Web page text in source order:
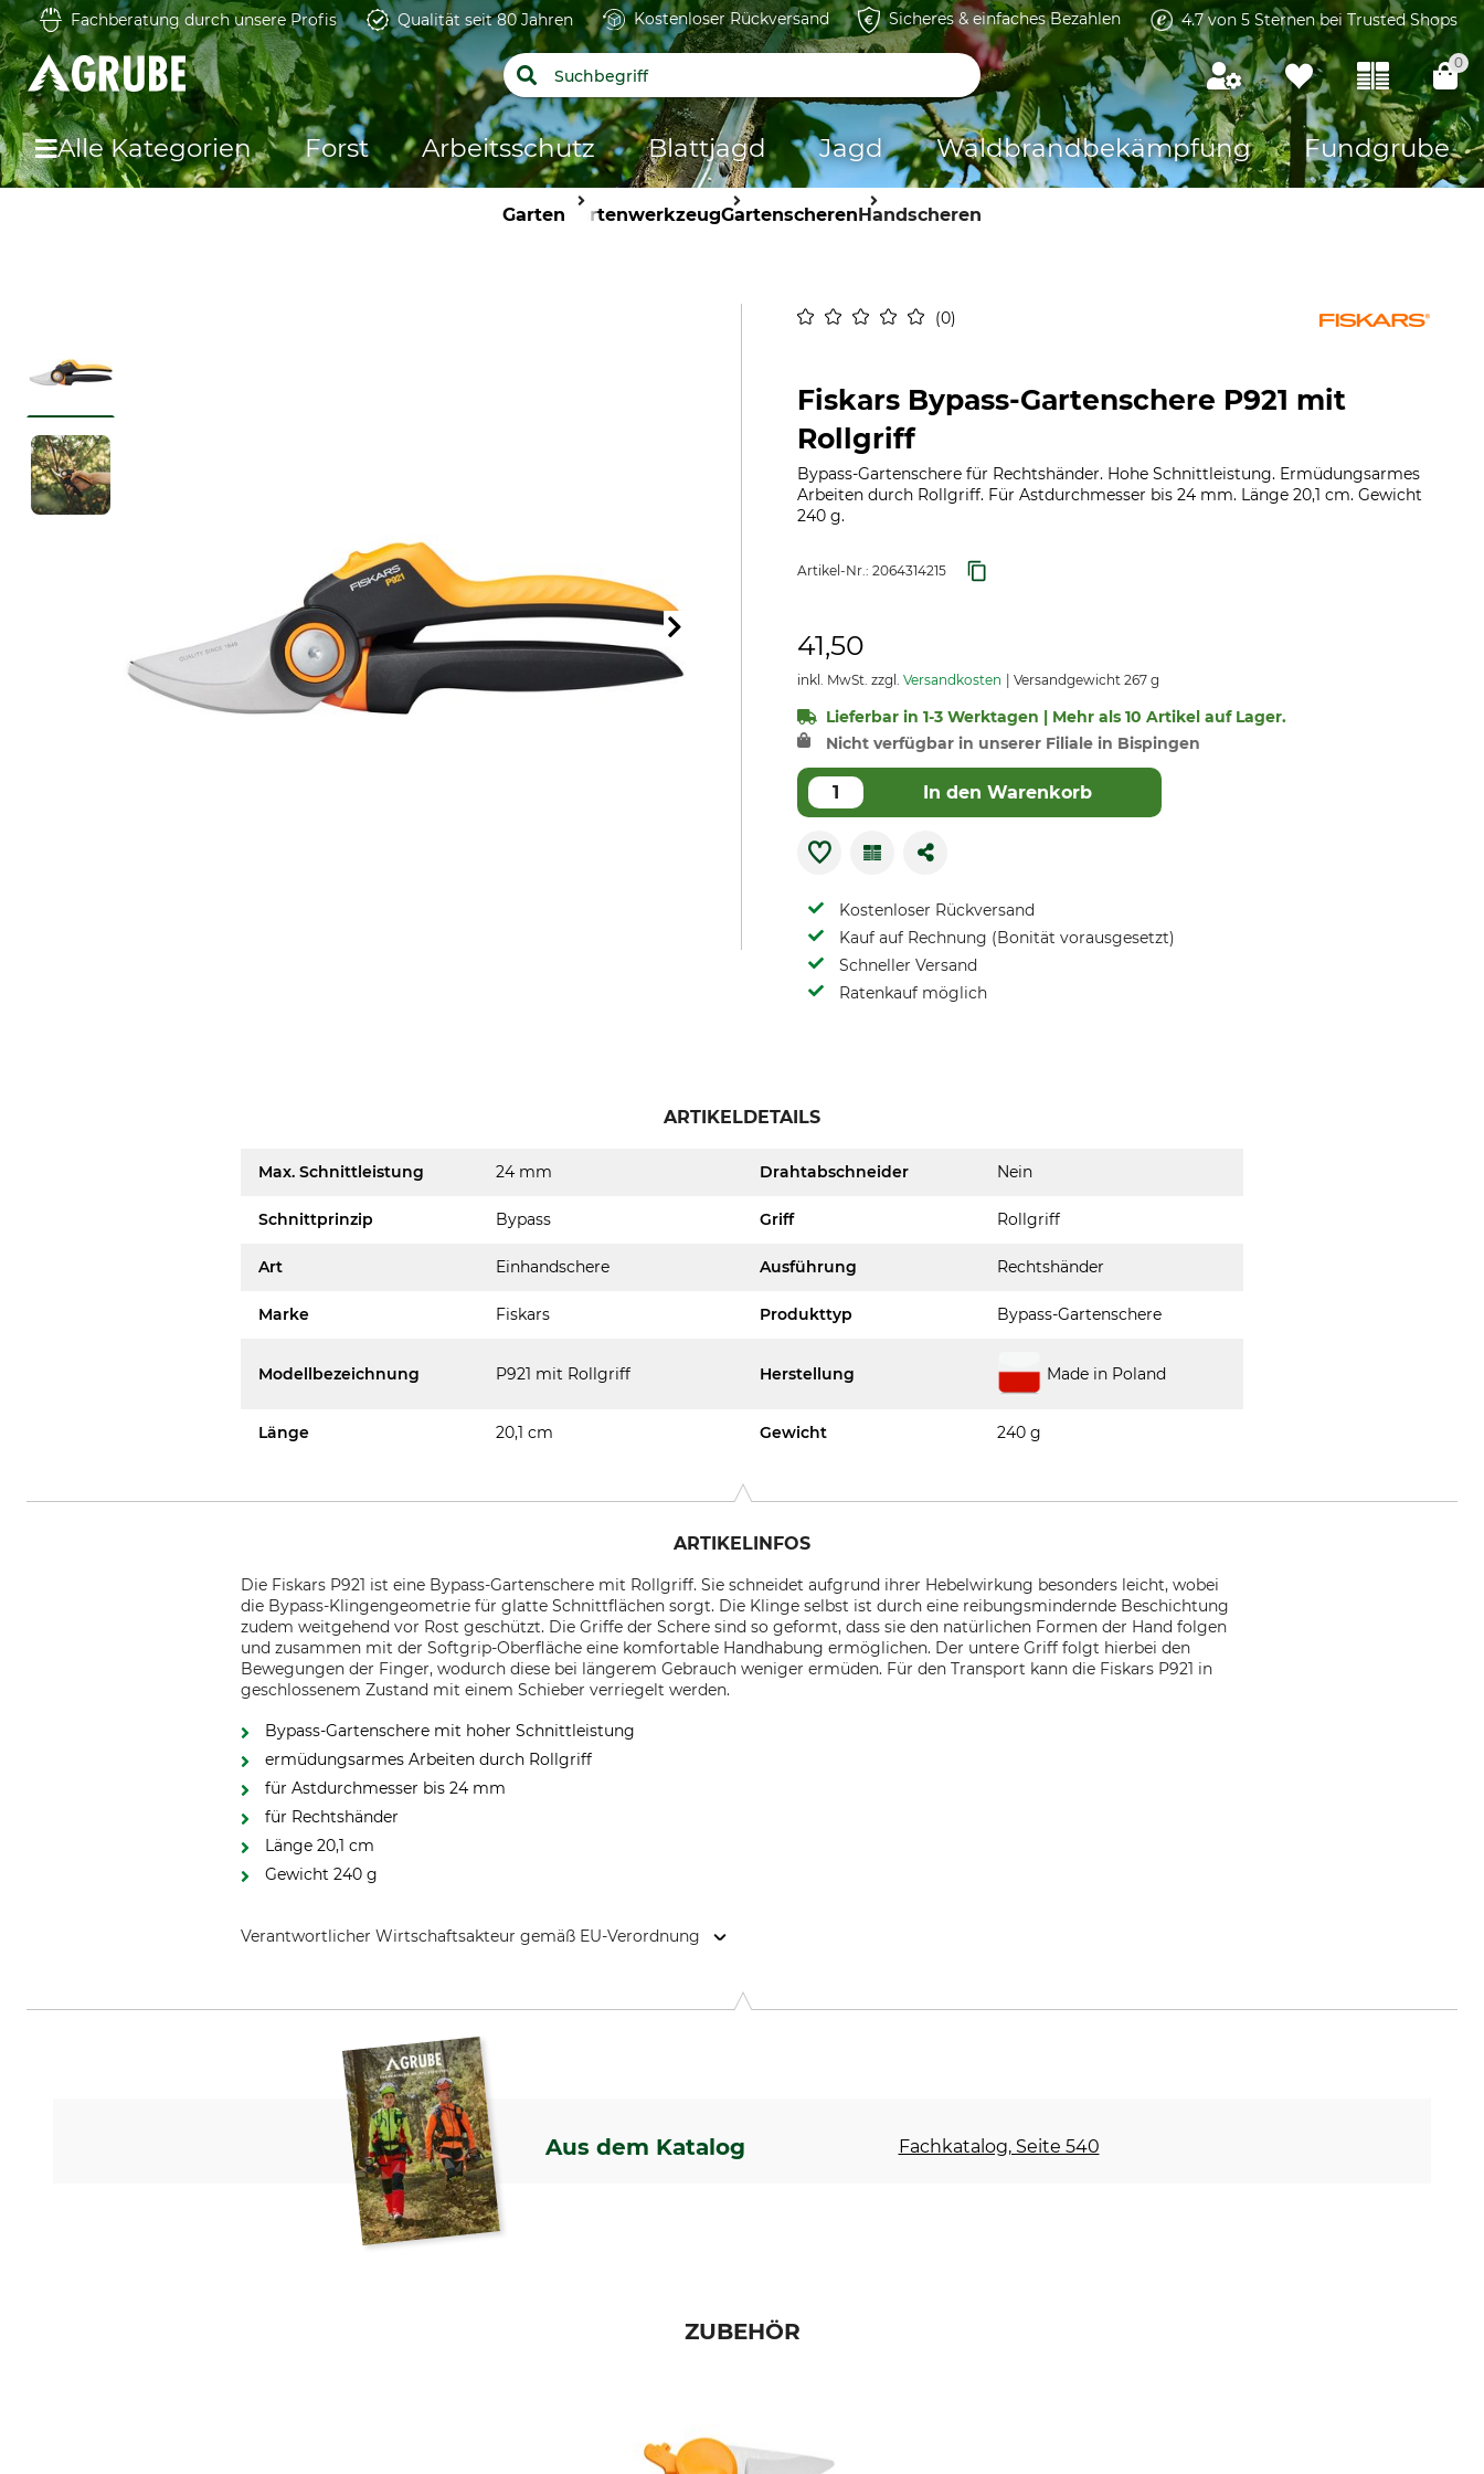
Fachberatung durch unsere Profis Qualität seit 80 Jahren Kostenloser Rückversand Sicheres & einfaches Bezahlen 4.7 von 5 Sternen bei Trusted Shops
0
Alle Kategorien Forst Arbeitsschutz Blattjagd Jagd Waldbrandbekämpfung Fundgrube
Garten GartenwerkzeugGartenscherenHandscheren
0
Fiskars Bypass-Gartenschere P921 mit
Rollgriff
Bypass-Gartenschere für Rechtshänder. Hohe Schnittleistung. Ermüdungsarmes
Arbeiten durch Rollgriff. Für Astdurchmesser bis 24 mm. Länge 20,1 cm. Gewicht
240 g.
Artikel-Nr.: 2064314215
41,50
inkl. MwSt. zzgl. Versandkosten Versandgewicht 267 g
Lieferbar in 1-3 Werktagen | Mehr als 10 Artikel auf Lager.
Nicht verfügbar in unserer Filiale in Bispingen
In den Warenkorb
Kostenloser Rückversand
Kauf auf Rechnung (Bonität vorausgesetzt)
Schneller Versand
Ratenkauf möglich
ARTIKELDETAILS
Max. Schnittleistung 24 mm Drahtabschneider Nein
Schnittprinzip Bypass Griff Rollgriff
Art Einhandschere Ausführung Rechtshänder
Marke Fiskars Produkttyp Bypass-Gartenschere
Modellbezeichnung P921 mit Rollgriff Herstellung Made in Poland
Länge 20,1 cm Gewicht 240 g
ARTIKELINFOS
Die Fiskars P921 ist eine Bypass-Gartenschere mit Rollgriff. Sie schneidet aufgrund ihrer Hebelwirkung besonders leicht, wobei
die Bypass-Klingengeometrie für glatte Schnittflächen sorgt. Die Klinge selbst ist durch eine reibungsmindernde Beschichtung
zudem weitgehend vor Rost geschützt. Die Griffe der Schere sind so geformt, dass sie den natürlichen Formen der Hand folgen
und zusammen mit der Softgrip-Oberfläche eine komfortable Handhabung ermöglichen. Der untere Griff folgt hierbei den
Bewegungen der Finger, wodurch diese bei längerem Gebrauch weniger ermüden. Für den Transport kann die Fiskars P921 in
geschlossenem Zustand mit einem Schieber verriegelt werden.
Bypass-Gartenschere mit hoher Schnittleistung
ermüdungsarmes Arbeiten durch Rollgriff
für Astdurchmesser bis 24 mm
für Rechtshänder
Länge 20,1 cm
Gewicht 240 g
Verantwortlicher Wirtschaftsakteur gemäß EU-Verordnung
Aus dem Katalog Fachkatalog, Seite 540
ZUBEHÖR